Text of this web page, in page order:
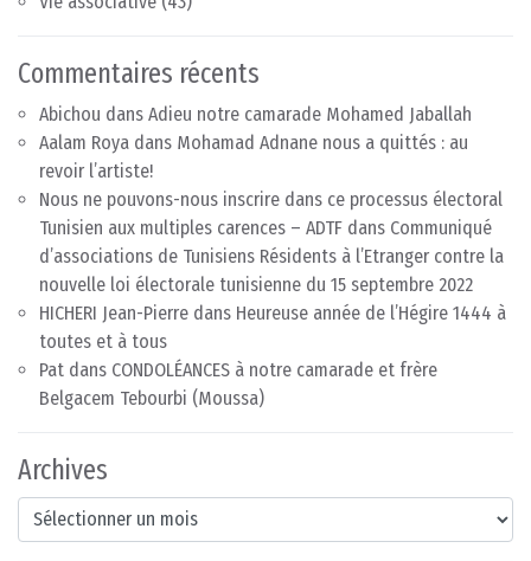
Commentaires récents
Abichou dans Adieu notre camarade Mohamed Jaballah
Aalam Roya dans Mohamad Adnane nous a quittés : au
revoir l’artiste!
Nous ne pouvons-nous inscrire dans ce processus électoral
Tunisien aux multiples carences – ADTF dans Communiqué
d’associations de Tunisiens Résidents à l’Etranger contre la
nouvelle loi électorale tunisienne du 15 septembre 2022
HICHERI Jean-Pierre dans Heureuse année de l’Hégire 1444 à
toutes et à tous
Pat dans CONDOLÉANCES à notre camarade et frère
Belgacem Tebourbi (Moussa)
Archives
Archives